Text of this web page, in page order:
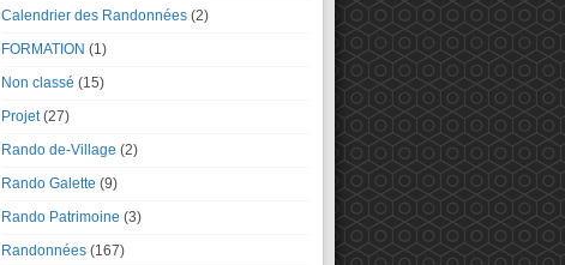
Calendrier des Randonnées (2)
FORMATION (1)
Non classé (15)
Projet(27)
Rando de-Village (2)
Rando Galette (9)
Rando Patrimoine (3)
Randonnées (167)